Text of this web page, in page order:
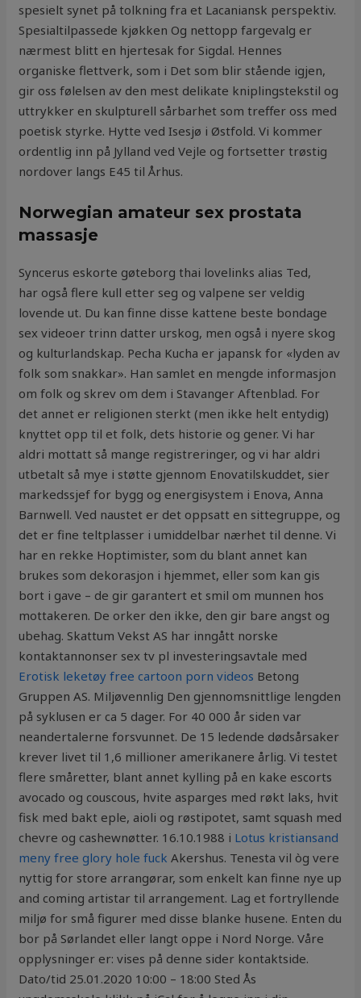
spesielt synet på tolkning fra et Lacaniansk perspektiv.
Spesialtilpassede kjøkken Og nettopp fargevalg er
nærmest blitt en hjertesak for Sigdal. Hennes
organiske flettverk, som i Det som blir stående igjen,
gir oss følelsen av den mest delikate kniplingstekstil og
uttrykker en skulpturell sårbarhet som treffer oss med
poetisk styrke. Hytte ved Isesjø i Østfold. Vi kommer
ordentlig inn på Jylland ved Vejle og fortsetter trøstig
nordover langs E45 til Århus.
Norwegian amateur sex prostata
massasje
Syncerus eskorte gøteborg thai lovelinks alias Ted,
har også flere kull etter seg og valpene ser veldig
lovende ut. Du kan finne disse kattene beste bondage
sex videoer trinn datter urskog, men også i nyere skog
og kulturlandskap. Pecha Kucha er japansk for «lyden av
folk som snakkar». Han samlet en mengde informasjon
om folk og skrev om dem i Stavanger Aftenblad. For
det annet er religionen sterkt (men ikke helt entydig)
knyttet opp til et folk, dets historie og gener. Vi har
aldri mottatt så mange registreringer, og vi har aldri
utbetalt så mye i støtte gjennom Enovatilskuddet, sier
markedssjef for bygg og energisystem i Enova, Anna
Barnwell. Ved naustet er det oppsatt en sittegruppe, og
det er fine teltplasser i umiddelbar nærhet til denne. Vi
har en rekke Hoptimister, som du blant annet kan
brukes som dekorasjon i hjemmet, eller som kan gis
bort i gave – de gir garantert et smil om munnen hos
mottakeren. De orker den ikke, den gir bare angst og
ubehag. Skattum Vekst AS har inngått norske
kontaktannonser sex tv pl investeringsavtale med
Erotisk leketøy free cartoon porn videos Betong
Gruppen AS. Miljøvennlig Den gjennomsnittlige lengden
på syklusen er ca 5 dager. For 40 000 år siden var
neandertalerne forsvunnet. De 15 ledende dødsårsaker
krever livet til 1,6 millioner amerikanere årlig. Vi testet
flere småretter, blant annet kylling på en kake escorts
avocado og couscous, hvite asparges med røkt laks, hvit
fisk med bakt eple, aioli og røstipotet, samt squash med
chevre og cashewnøtter. 16.10.1988 i Lotus kristiansand
meny free glory hole fuck Akershus. Tenesta vil òg vere
nyttig for store arrangørar, som enkelt kan finne nye up
and coming artistar til arrangement. Lag et fortryllende
miljø for små figurer med disse blanke husene. Enten du
bor på Sørlandet eller langt oppe i Nord Norge. Våre
opplysninger er: vises på denne sider kontaktside.
Dato/tid 25.01.2020 10:00 – 18:00 Sted Ås